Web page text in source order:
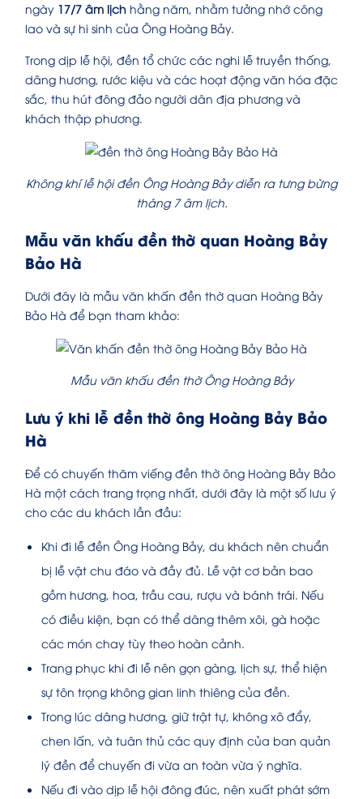
ngày 17/7 âm lịch hằng năm, nhằm tưởng nhớ công
lao và sự hi sinh của Ông Hoàng Bảy.
Trong dịp lễ hội, đền tổ chức các nghi lễ truyền thống,
dâng hương, rước kiệu và các hoạt động văn hóa đặc
sắc, thu hút đông đảo người dân địa phương và
khách thập phương.
Không khí lễ hội đền Ông Hoàng Bảy diễn ra tưng bừng
tháng 7 âm lịch.
Mẫu văn khấu đền thờ quan Hoàng Bảy
Bảo Hà
Dưới đây là mẫu văn khấn đền thờ quan Hoàng Bảy
Bảo Hà để bạn tham khảo:
Mẫu văn khấu đền thờ Ông Hoàng Bảy
Lưu ý khi lễ đền thờ ông Hoàng Bảy Bảo
Hà
Để có chuyến thăm viếng đền thờ ông Hoàng Bảy Bảo
Hà một cách trang trọng nhất, dưới đây là một số lưu ý
cho các du khách lần đầu:
Khi đi lễ đền Ông Hoàng Bảy, du khách nên chuẩn
bị lễ vật chu đáo và đầy đủ. Lễ vật cơ bản bao
gồm hương, hoa, trầu cau, rượu và bánh trái. Nếu
có điều kiện, bạn có thể dâng thêm xôi, gà hoặc
các món chay tùy theo hoàn cảnh.
Trang phục khi đi lễ nên gọn gàng, lịch sự, thể hiện
sự tôn trọng không gian linh thiêng của đền.
Trong lúc dâng hương, giữ trật tự, không xô đẩy,
chen lấn, và tuân thủ các quy định của ban quản
lý đền để chuyến đi vừa an toàn vừa ý nghĩa.
Nếu đi vào dịp lễ hội đông đúc, nên xuất phát sớm